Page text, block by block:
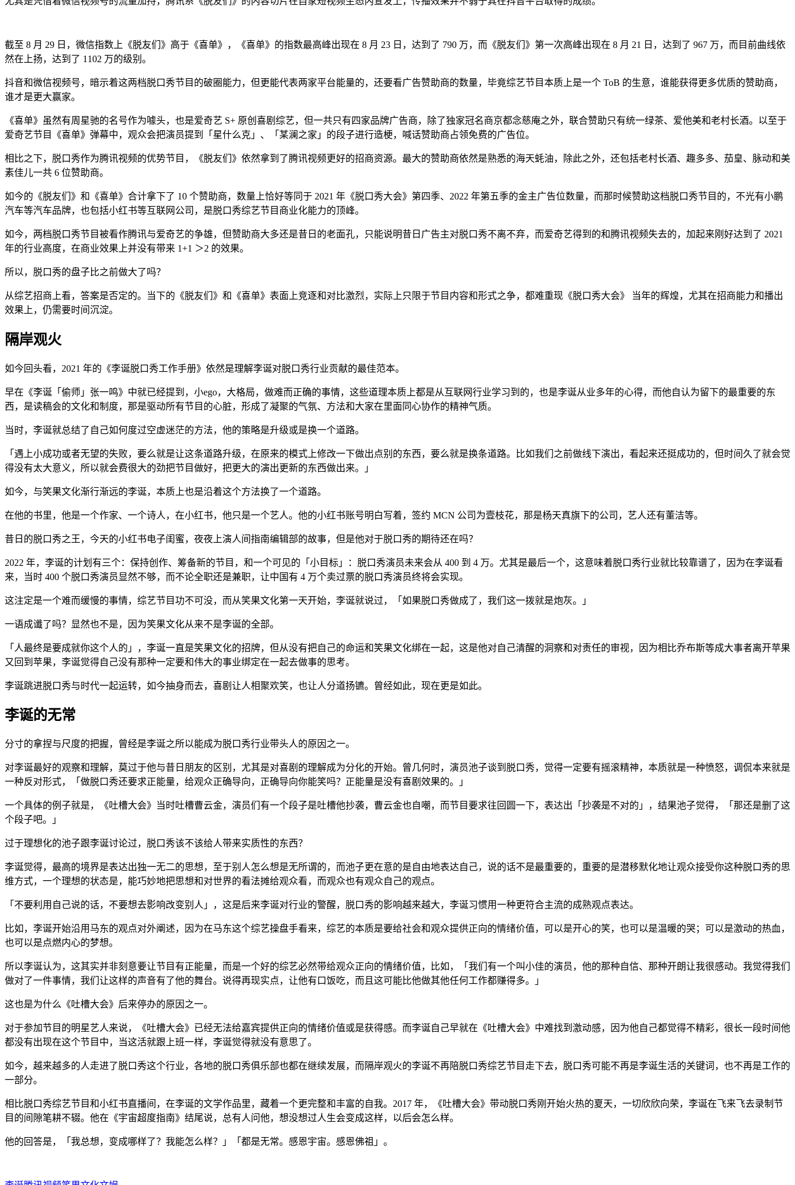
截至 8 月 29 日，微信指数上《脱友们》高于《喜单》，《喜单》的指数最高峰出现在 8 月 23 日，达到了 790 万，而《脱友们》第一次高峰出现在 8 月 21 日，达到了 967 万，而目前曲线依
然在上扬，达到了 1102 万的级别。
抖音和微信视频号，暗示着这两档脱口秀节目的破圈能力，但更能代表两家平台能量的，还要看广告赞助商的数量，毕竟综艺节目本质上是一个 ToB 的生意，谁能获得更多优质的赞助商，
谁才是更大赢家。
《喜单》虽然有周星驰的名号作为噱头，也是爱奇艺 S+ 原创喜剧综艺，但一共只有四家品牌广告商，除了独家冠名商京都念慈庵之外，联合赞助只有统一绿茶、爱他美和老村长酒。以至于
爱奇艺节目《喜单》弹幕中，观众会把演员提到「星什么克」、「某澜之家」的段子进行造梗，喊话赞助商占领免费的广告位。
相比之下，脱口秀作为腾讯视频的优势节目，《脱友们》依然拿到了腾讯视频更好的招商资源。最大的赞助商依然是熟悉的海天蚝油，除此之外，还包括老村长酒、趣多多、茄皇、脉动和美
素佳儿一共 6 位赞助商。
如今的《脱友们》和《喜单》合计拿下了 10 个赞助商，数量上恰好等同于 2021 年《脱口秀大会》第四季、2022 年第五季的金主广告位数量，而那时候赞助这档脱口秀节目的，不光有小鹏
汽车等汽车品牌，也包括小红书等互联网公司，是脱口秀综艺节目商业化能力的顶峰。
如今，两档脱口秀节目被看作腾讯与爱奇艺的争雄，但赞助商大多还是昔日的老面孔，只能说明昔日广告主对脱口秀不离不弃，而爱奇艺得到的和腾讯视频失去的，加起来刚好达到了 2021
年的行业高度，在商业效果上并没有带来 1+1 ＞2 的效果。
所以，脱口秀的盘子比之前做大了吗？
从综艺招商上看，答案是否定的。当下的《脱友们》和《喜单》表面上竞逐和对比激烈，实际上只限于节目内容和形式之争，都难重现《脱口秀大会》 当年的辉煌，尤其在招商能力和播出
效果上，仍需要时间沉淀。
隔岸观火
如今回头看，2021 年的《李诞脱口秀工作手册》依然是理解李诞对脱口秀行业贡献的最佳范本。
早在《李诞「偷师」张一鸣》中就已经提到，小ego，大格局，做难而正确的事情，这些道理本质上都是从互联网行业学习到的，也是李诞从业多年的心得，而他自认为留下的最重要的东
西，是读稿会的文化和制度，那是驱动所有节目的心脏，形成了凝聚的气氛、方法和大家在里面同心协作的精神气质。
当时，李诞就总结了自己如何度过空虚迷茫的方法，他的策略是升级或是换一个道路。
「遇上小成功或者无望的失败，要么就是让这条道路升级，在原来的模式上修改一下做出点别的东西，要么就是换条道路。比如我们之前做线下演出，看起来还挺成功的，但时间久了就会觉
得没有太大意义，所以就会费很大的劲把节目做好，把更大的演出更新的东西做出来。」
如今，与笑果文化渐行渐远的李诞，本质上也是沿着这个方法换了一个道路。
在他的书里，他是一个作家、一个诗人，在小红书，他只是一个艺人。他的小红书账号明白写着，签约 MCN 公司为壹枝花，那是杨天真旗下的公司，艺人还有董洁等。
昔日的脱口秀之王，今天的小红书电子闺蜜，夜夜上演人间指南编辑部的故事，但是他对于脱口秀的期待还在吗？
2022 年，李诞的计划有三个：保持创作、筹备新的节目，和一个可见的「小目标」：脱口秀演员未来会从 400 到 4 万。尤其是最后一个，这意味着脱口秀行业就比较靠谱了，因为在李诞看
来，当时 400 个脱口秀演员显然不够，而不论全职还是兼职，让中国有 4 万个卖过票的脱口秀演员终将会实现。
这注定是一个难而缓慢的事情，综艺节目功不可没，而从笑果文化第一天开始，李诞就说过，「如果脱口秀做成了，我们这一拨就是炮灰。」
一语成谶了吗？显然也不是，因为笑果文化从来不是李诞的全部。
「人最终是要成就你这个人的」，李诞一直是笑果文化的招牌，但从没有把自己的命运和笑果文化绑在一起，这是他对自己清醒的洞察和对责任的审视，因为相比乔布斯等成大事者离开苹果
又回到苹果，李诞觉得自己没有那种一定要和伟大的事业绑定在一起去做事的思考。
李诞跳进脱口秀与时代一起运转，如今抽身而去，喜剧让人相聚欢笑，也让人分道扬镳。曾经如此，现在更是如此。
李诞的无常
分寸的拿捏与尺度的把握，曾经是李诞之所以能成为脱口秀行业带头人的原因之一。
对李诞最好的观察和理解，莫过于他与昔日朋友的区别，尤其是对喜剧的理解成为分化的开始。曾几何时，演员池子谈到脱口秀，觉得一定要有摇滚精神，本质就是一种愤怒，调侃本来就是
一种反对形式，「做脱口秀还要求正能量，给观众正确导向，正确导向你能笑吗？正能量是没有喜剧效果的。」
一个具体的例子就是，《吐槽大会》当时吐槽曹云金，演员们有一个段子是吐槽他抄袭，曹云金也自嘲，而节目要求往回圆一下，表达出「抄袭是不对的」，结果池子觉得，「那还是删了这
个段子吧。」
过于理想化的池子跟李诞讨论过，脱口秀该不该给人带来实质性的东西？
李诞觉得，最高的境界是表达出独一无二的思想，至于别人怎么想是无所谓的，而池子更在意的是自由地表达自己，说的话不是最重要的，重要的是潜移默化地让观众接受你这种脱口秀的思
维方式，一个理想的状态是，能巧妙地把思想和对世界的看法摊给观众看，而观众也有观众自己的观点。
「不要利用自己说的话，不要想去影响改变别人」，这是后来李诞对行业的警醒，脱口秀的影响越来越大，李诞习惯用一种更符合主流的成熟观点表达。
比如，李诞开始沿用马东的观点对外阐述，因为在马东这个综艺操盘手看来，综艺的本质是要给社会和观众提供正向的情绪价值，可以是开心的笑，也可以是温暖的哭；可以是激动的热血，
也可以是点燃内心的梦想。
所以李诞认为，这其实并非刻意要让节目有正能量，而是一个好的综艺必然带给观众正向的情绪价值，比如，「我们有一个叫小佳的演员，他的那种自信、那种开朗让我很感动。我觉得我们
做对了一件事情，我们让这样的声音有了他的舞台。说得再现实点，让他有口饭吃，而且这可能比他做其他任何工作都赚得多。」
这也是为什么《吐槽大会》后来停办的原因之一。
对于参加节目的明星艺人来说，《吐槽大会》已经无法给嘉宾提供正向的情绪价值或是获得感。而李诞自己早就在《吐槽大会》中难找到激动感，因为他自己都觉得不精彩，很长一段时间他
都没有出现在这个节目中，当这活就跟上班一样，李诞觉得就没有意思了。
如今，越来越多的人走进了脱口秀这个行业，各地的脱口秀俱乐部也都在继续发展，而隔岸观火的李诞不再陪脱口秀综艺节目走下去，脱口秀可能不再是李诞生活的关键词，也不再是工作的
一部分。
相比脱口秀综艺节目和小红书直播间，在李诞的文学作品里，藏着一个更完整和丰富的自我。2017 年，《吐槽大会》带动脱口秀刚开始火热的夏天，一切欣欣向荣，李诞在飞来飞去录制节
目的间隙笔耕不辍。他在《宇宙超度指南》结尾说，总有人问他，想没想过人生会变成这样，以后会怎么样。
他的回答是，「我总想，变成哪样了？我能怎么样？」「都是无常。感恩宇宙。感恩佛祖」。